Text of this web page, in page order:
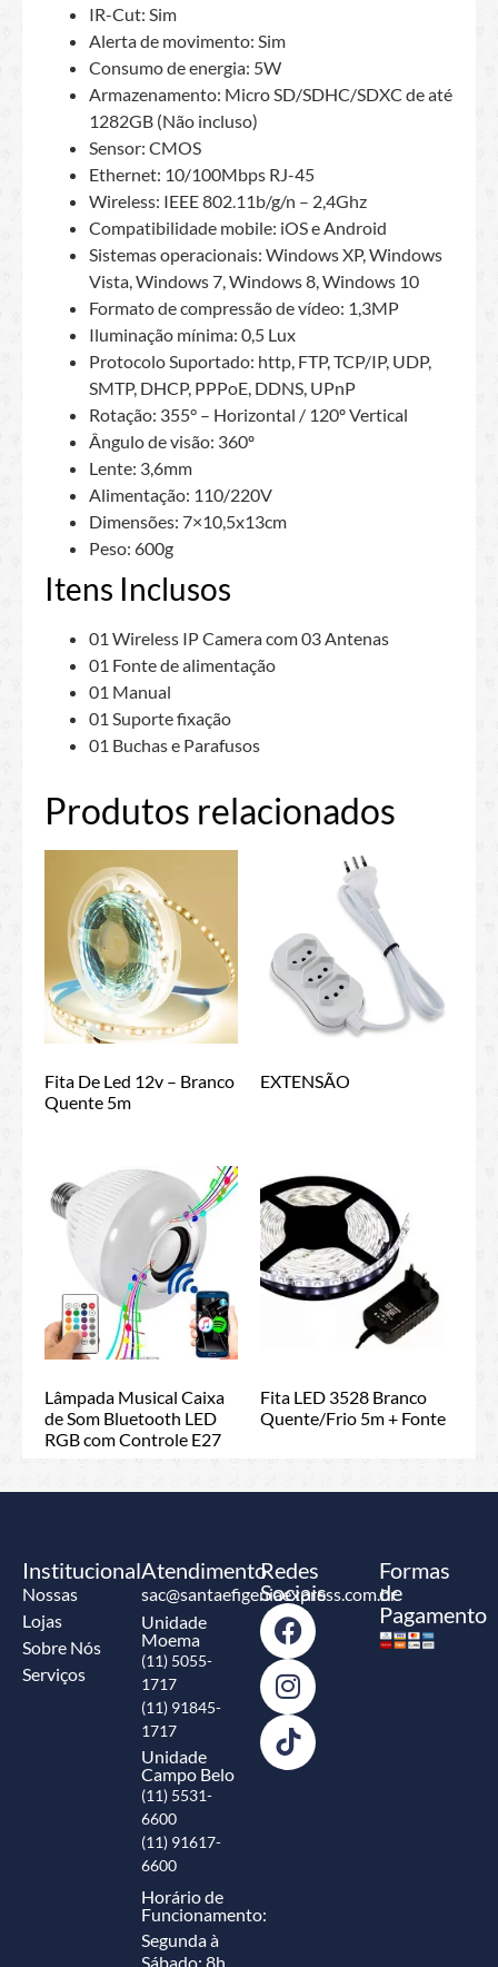
IR-Cut: Sim
Alerta de movimento: Sim
Consumo de energia: 5W
Armazenamento: Micro SD/SDHC/SDXC de até
1282GB (Não incluso)
Sensor: CMOS
Ethernet: 10/100Mbps RJ-45
Wireless: IEEE 802.11b/g/n – 2,4Ghz
Compatibilidade mobile: iOS e Android
Sistemas operacionais: Windows XP, Windows
Vista, Windows 7, Windows 8, Windows 10
Formato de compressão de vídeo: 1,3MP
Iluminação mínima: 0,5 Lux
Protocolo Suportado: http, FTP, TCP/IP, UDP,
SMTP, DHCP, PPPoE, DDNS, UPnP
Rotação: 355° – Horizontal / 120º Vertical
Ângulo de visão: 360º
Lente: 3,6mm
Alimentação: 110/220V
Dimensões: 7×10,5x13cm
Peso: 600g
Itens Inclusos
01 Wireless IP Camera com 03 Antenas
01 Fonte de alimentação
01 Manual
01 Suporte fixação
01 Buchas e Parafusos
Produtos relacionados
Fita De Led 12v – Branco
Quente 5m
EXTENSÃO
Lâmpada Musical Caixa
de Som Bluetooth LED
RGB com Controle E27
Fita LED 3528 Branco
Quente/Frio 5m + Fonte
Institucional
Nossas
Lojas
Sobre Nós
Serviços
Atendimento
sac@santaefigeniaexpress.com.br
Unidade
Moema
(11) 5055-
1717
(11) 91845-
1717
Unidade
Campo Belo
(11) 5531-
6600
(11) 91617-
6600
Horário de
Funcionamento:
Segunda à
Sábado: 8h
Redes
Sociais
Formas
de
Pagamento